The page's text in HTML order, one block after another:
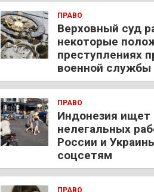
ПРАВО
Верховный суд
некоторые
преступлениях
военной службы
ПРАВО
Индонезия ищет
нелегальных
России и
соцсетям
ПРАВО